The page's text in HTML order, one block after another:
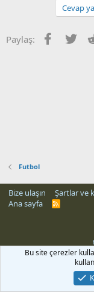
Cevap
Paylaş:
Futbol
Bize ulaşın Şartlar ve
Ana sayfa
R
Bu site çerezler